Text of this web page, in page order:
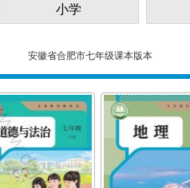
小学
安徽省合肥市七年级课本版本